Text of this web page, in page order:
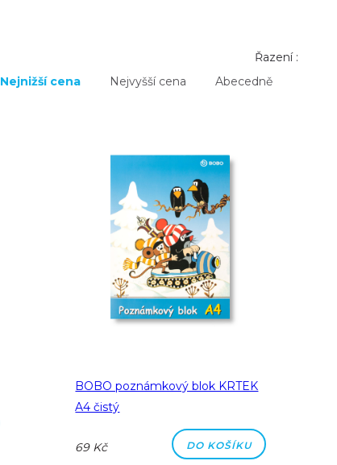
Řazení :
Nejnižší cena Nejvyšší cena Abecedně
BOBO poznámkový blok KRTEK
A4 čistý
69 Kč DO KOŠÍKU